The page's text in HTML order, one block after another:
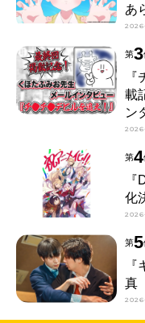
あ
第3
載
ン
第4
化
第5
真